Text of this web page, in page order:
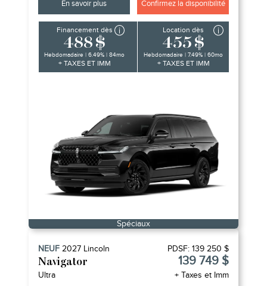
En savoir plus Confirmez la disponibilité
Financement dès
488 $
Hebdomadaire | 6.49% | 84mo
+ TAXES ET IMM
Location dès
455 $
Hebdomadaire | 7.49% | 60mo
+ TAXES ET IMM
Spéciaux
NEUF 2027 Lincoln
Navigator
Ultra
PDSF: 139 250 $
139 749 $
+ Taxes et Imm